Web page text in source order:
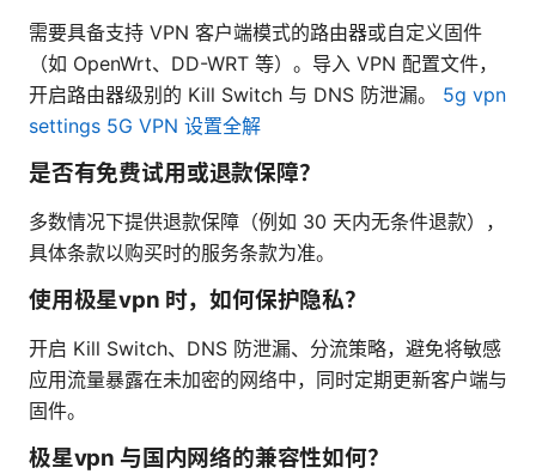
需要具备支持 VPN 客户端模式的路由器或自定义固件
（如 OpenWrt、DD-WRT 等）。导入 VPN 配置文件，
开启路由器级别的 Kill Switch 与 DNS 防泄漏。 5g vpn
settings 5G VPN 设置全解
是否有免费试用或退款保障？
多数情况下提供退款保障（例如 30 天内无条件退款），
具体条款以购买时的服务条款为准。
使用极星vpn 时，如何保护隐私？
开启 Kill Switch、DNS 防泄漏、分流策略，避免将敏感
应用流量暴露在未加密的网络中，同时定期更新客户端与
固件。
极星vpn 与国内网络的兼容性如何？